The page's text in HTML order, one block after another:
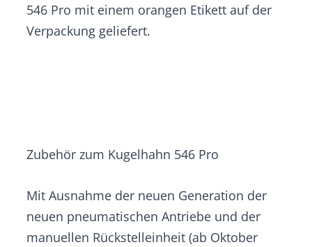
546 Pro mit einem orangen Etikett auf der
Verpackung geliefert.
Zubehör zum Kugelhahn 546 Pro
Mit Ausnahme der neuen Generation der
neuen pneumatischen Antriebe und der
manuellen Rückstelleinheit (ab Oktober